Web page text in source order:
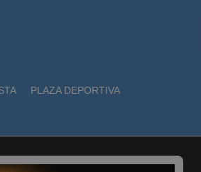
PLAZA DEPORTIVA